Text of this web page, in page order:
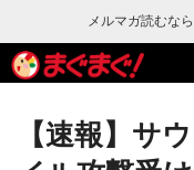
メルマガ読むな
【速報】サ